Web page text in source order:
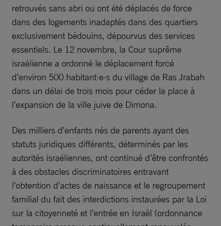
retrouvés sans abri ou ont été déplacés de force
dans des logements inadaptés dans des quartiers
exclusivement bédouins, dépourvus des services
essentiels. Le 12 novembre, la Cour suprême
israélienne a ordonné le déplacement forcé
d’environ 500 habitant·e·s du village de Ras Jrabah
dans un délai de trois mois pour céder la place à
l’expansion de la ville juive de Dimona.
Des milliers d’enfants nés de parents ayant des
statuts juridiques différents, déterminés par les
autorités israéliennes, ont continué d’être confrontés
à des obstacles discriminatoires entravant
l’obtention d’actes de naissance et le regroupement
familial du fait des interdictions instaurées par la Loi
sur la citoyenneté et l’entrée en Israël (ordonnance